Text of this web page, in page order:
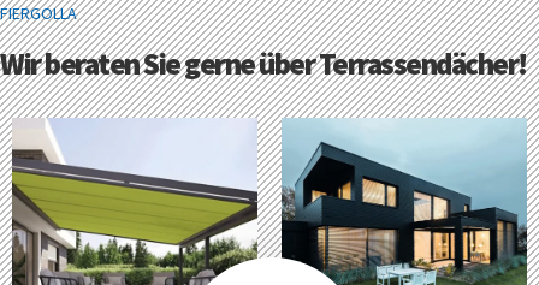
FIERGOLLA
Wir beraten Sie gerne über Terrassendächer!